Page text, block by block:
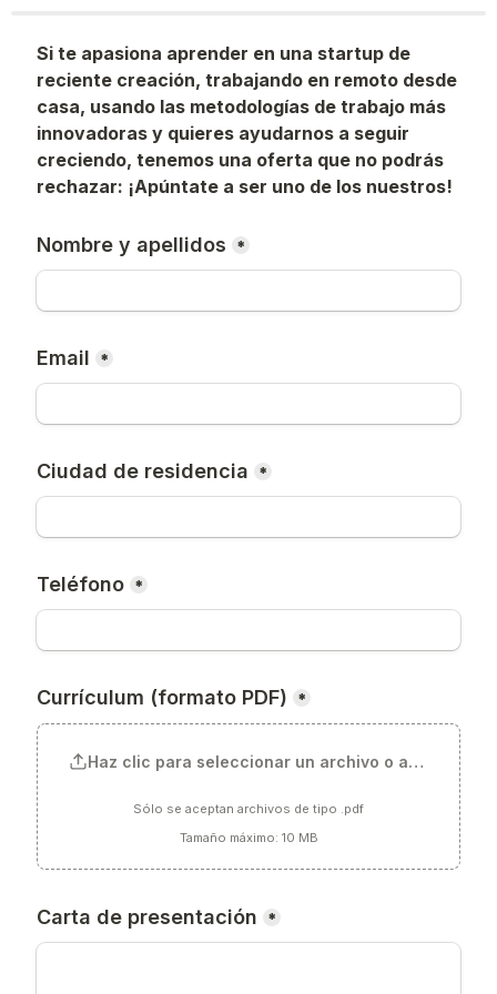
Si te apasiona aprender en una startup de
reciente creación, trabajando en remoto desde
casa, usando las metodologías de trabajo más
innovadoras y quieres ayudarnos a seguir
creciendo, tenemos una oferta que no podrás
rechazar: ¡Apúntate a ser uno de los nuestros!
Nombre y apellidos *
Email *
Ciudad de residencia *
Teléfono *
Currículum (formato PDF) *
Haz clic para seleccionar un archivo o arrástralo
Sólo se aceptan archivos de tipo .pdf
Tamaño máximo: 10 MB
Carta de presentación *